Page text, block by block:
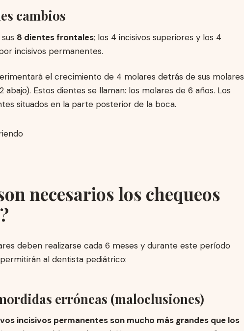
cambios
8 dientes frontales; los 4 incisivos superiores y los 4
incisivos permanentes.
el crecimiento de 4 molares detrás de sus molares
abajo). Estos dientes se llaman: los molares de 6 años. Los
situados en la parte posterior de la boca.
necesarios los chequeos
deben realizarse cada 6 meses y durante este período
al dentista pediátrico:
erróneas (maloclusiones)
incisivos permanentes son mucho más grandes que los